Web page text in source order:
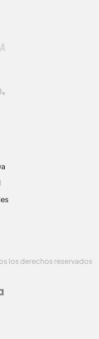
los derechos reservados